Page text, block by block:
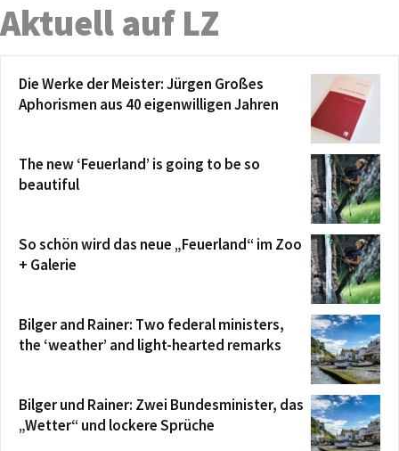
Aktuell auf LZ
Die Werke der Meister: Jürgen Großes
Aphorismen aus 40 eigenwilligen Jahren
The new ‘Feuerland’ is going to be so
beautiful
So schön wird das neue „Feuerland“ im Zoo
+ Galerie
Bilger and Rainer: Two federal ministers,
the ‘weather’ and light-hearted remarks
Bilger und Rainer: Zwei Bundesminister, das
„Wetter“ und lockere Sprüche